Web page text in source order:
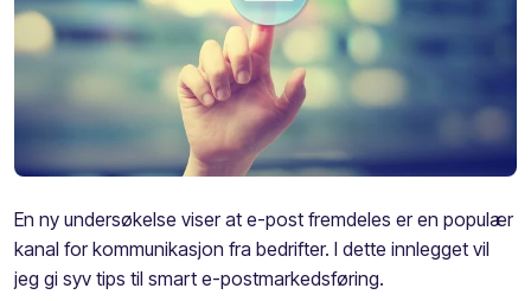
En ny undersøkelse viser at e-post fremdeles er en populær
kanal for kommunikasjon fra bedrifter. I dette innlegget vil
jeg gi syv tips til smart e-postmarkedsføring.